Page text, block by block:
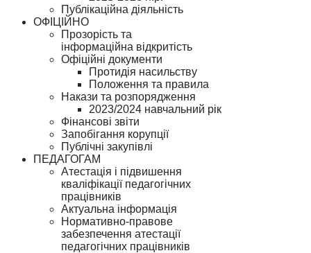
Публікаційна діяльність
ОФІЦІЙНО
Прозорість та
інформаційна відкритість
Офіційні документи
Протидія насильству
Положення та правила
Накази та розпорядження
2023/2024 навчальний рік
Фінансові звіти
Запобігання корупції
Публічні закупівлі
ПЕДАГОГАМ
Атестація і підвишення
кваліфікації педагогічних
працівників
Актуальна інформація
Нормативно-правове
забезпечення атестації
педагогічних працівників